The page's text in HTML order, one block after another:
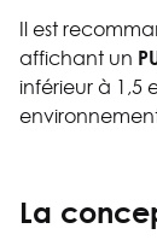
Il est
affichant un
inférieur à 1,5
La